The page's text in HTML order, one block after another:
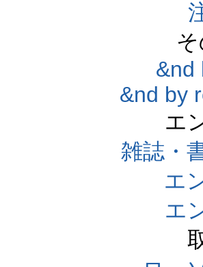
&nd
&nd by
エ
雑誌・
エ
エ